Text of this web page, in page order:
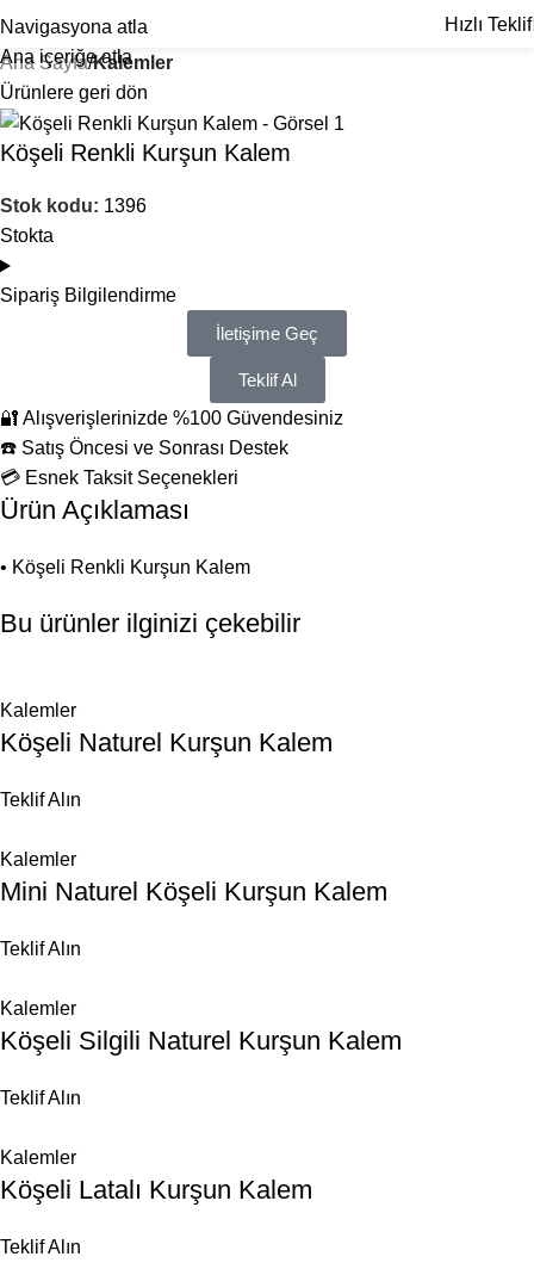
Navigasyona atla
Ana içeriğe atla
Hızlı Teklif
Ana Sayfa Kalemler
Ürünlere geri dön
Köşeli Renkli Kurşun Kalem
Stok kodu: 1396
Stokta
Sipariş Bilgilendirme
İletişime Geç
Teklif Al
🔐 Alışverişlerinizde %100 Güvendesiniz
☎️ Satış Öncesi ve Sonrası Destek
💳 Esnek Taksit Seçenekleri
Ürün Açıklaması
• Köşeli Renkli Kurşun Kalem
Bu ürünler ilginizi çekebilir
Kalemler
Köşeli Naturel Kurşun Kalem
Teklif Alın
Kalemler
Mini Naturel Köşeli Kurşun Kalem
Teklif Alın
Kalemler
Köşeli Silgili Naturel Kurşun Kalem
Teklif Alın
Kalemler
Köşeli Latalı Kurşun Kalem
Teklif Alın